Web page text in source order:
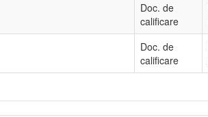
Doc. de
calificare
Doc. de
calificare